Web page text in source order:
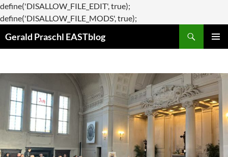
define('DISALLOW_FILE_EDIT', true);
define('DISALLOW_FILE_MODS', true);
Gerald Praschl EASTblog